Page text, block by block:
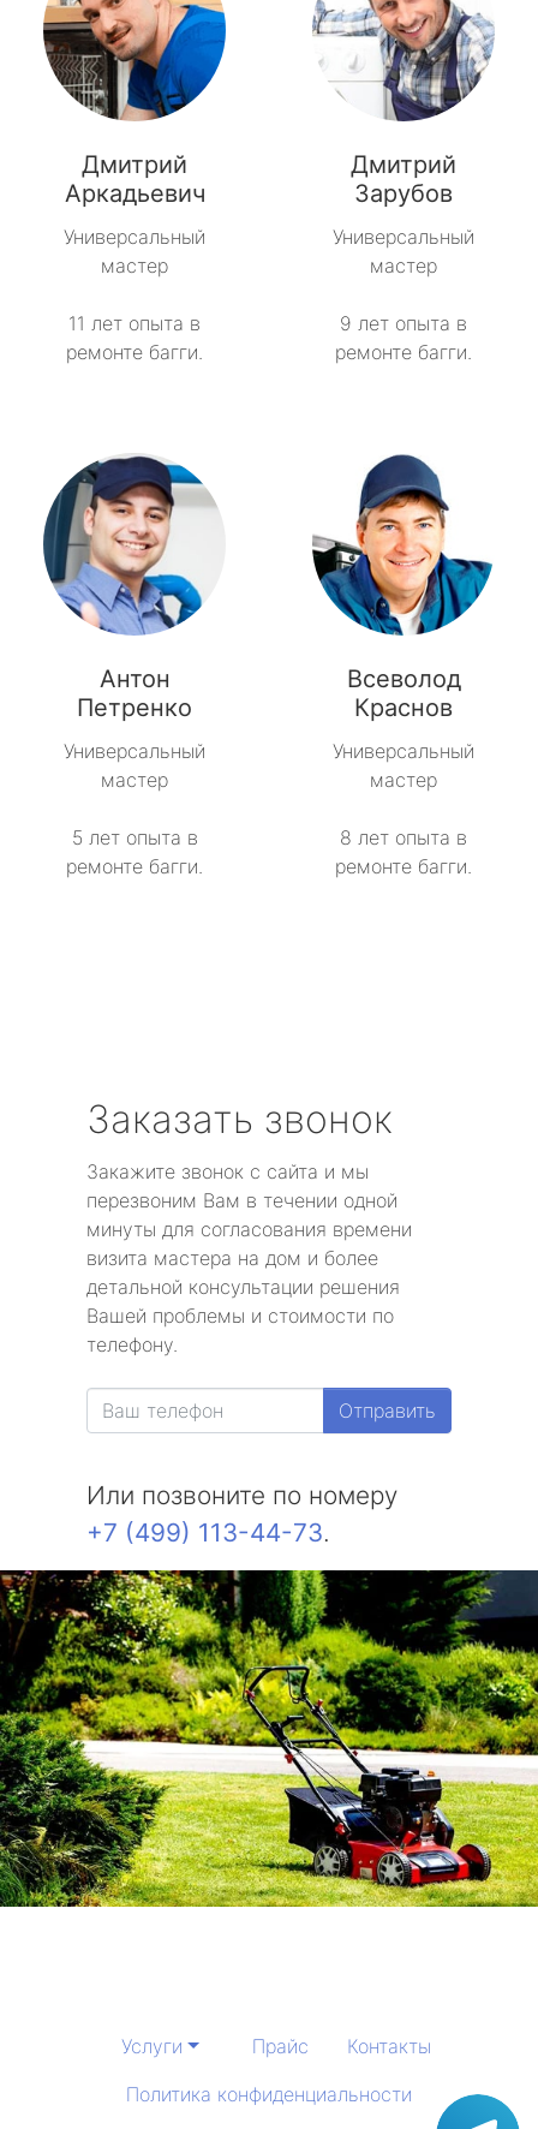
Дмитрий
Аркадьевич
Универсальный
мастер
11 лет опыта в
ремонте багги.
Дмитрий
Зарубов
Универсальный
мастер
9 лет опыта в
ремонте багги.
Антон
Петренко
Универсальный
мастер
5 лет опыта в
ремонте багги.
Всеволод
Краснов
Универсальный
мастер
8 лет опыта в
ремонте багги.
Заказать звонок
Закажите звонок с сайта и мы
перезвоним Вам в течении одной
минуты для согласования времени
визита мастера на дом и более
детальной консультации решения
Вашей проблемы и стоимости по
телефону.
Отправить
Или позвоните по номеру
+7 (499) 113-44-73.
Услуги Прайс
Контакты
Политика конфиденциальности